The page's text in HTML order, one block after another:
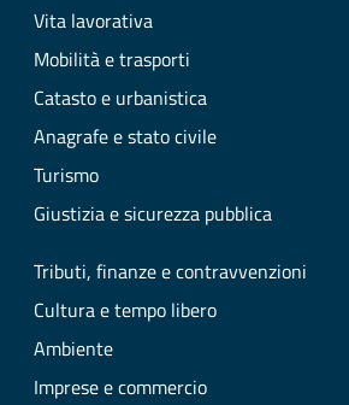
Vita lavorativa
Mobilità e trasporti
Catasto e urbanistica
Anagrafe e stato civile
Turismo
Giustizia e sicurezza pubblica
Tributi, finanze e contravvenzioni
Cultura e tempo libero
Ambiente
Imprese e commercio